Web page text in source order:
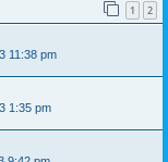
1 2
11:38 pm
1:35 pm